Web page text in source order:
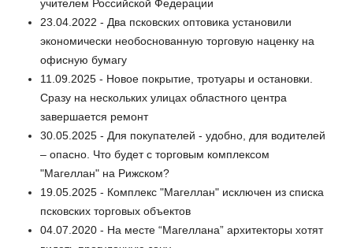
учителем Российской Федерации
23.04.2022 - Два псковских оптовика установили
экономически необоснованную торговую наценку на
офисную бумагу
11.09.2025 - Новое покрытие, тротуары и остановки.
Сразу на нескольких улицах областного центра
завершается ремонт
30.05.2025 - Для покупателей - удобно, для водителей
– опасно. Что будет с торговым комплексом
"Магеллан" на Рижском?
19.05.2025 - Комплекс "Магеллан" исключен из списка
псковских торговых объектов
04.07.2020 - На месте “Магеллана” архитекторы хотят